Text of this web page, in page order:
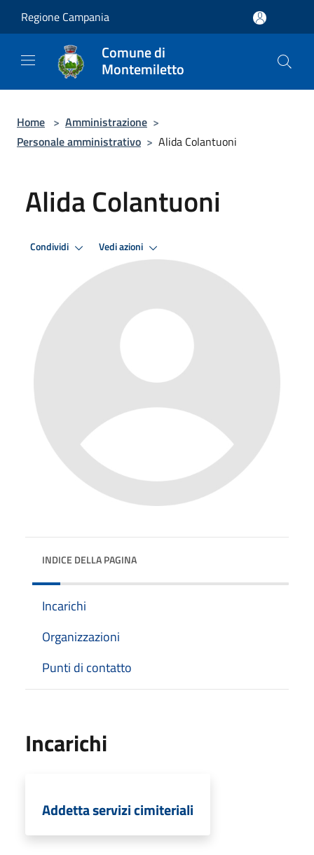
Regione Campania
Comune di
Montemiletto
Home > Amministrazione >
Personale amministrativo > Alida Colantuoni
Alida Colantuoni
Condividi Vedi azioni
INDICE DELLA PAGINA
Incarichi
Organizzazioni
Punti di contatto
Incarichi
Addetta servizi cimiteriali